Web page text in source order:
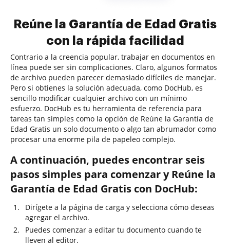
Reúne la Garantía de Edad Gratis
con la rápida facilidad
Contrario a la creencia popular, trabajar en documentos en
línea puede ser sin complicaciones. Claro, algunos formatos
de archivo pueden parecer demasiado difíciles de manejar.
Pero si obtienes la solución adecuada, como DocHub, es
sencillo modificar cualquier archivo con un mínimo
esfuerzo. DocHub es tu herramienta de referencia para
tareas tan simples como la opción de Reúne la Garantía de
Edad Gratis un solo documento o algo tan abrumador como
procesar una enorme pila de papeleo complejo.
A continuación, puedes encontrar seis
pasos simples para comenzar y Reúne la
Garantía de Edad Gratis con DocHub:
Dirígete a la página de carga y selecciona cómo deseas
agregar el archivo.
Puedes comenzar a editar tu documento cuando te
lleven al editor.